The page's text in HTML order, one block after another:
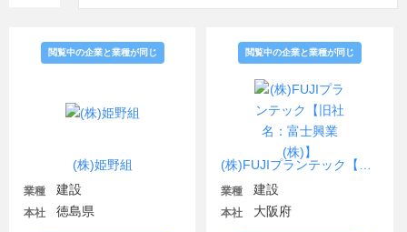
(株)姫野組
閲覧中の企業と業種が同じ
業種 建設
本社 徳島県
閲覧中の企業と業種が同じ
業種 建設
本社 大阪府